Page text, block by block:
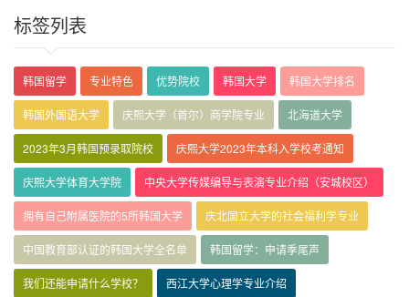
标签列表
韩国留学 专业特色 优势院校 韩国大学 韩国大学排名
韩国外国语大学 庆熙大学（首尔）商学院专业 北海道大学
2023年3月韩国预录取院校 庆熙大学2023年本科入学校考通知
庆熙大学体育大学院 中央大学传媒编导与表演专业介绍（安城校区）
拥有自己附属医院的5所韩国大学 庆北国立大学的社会福利学专业
中国教育部认证的韩国大学全名单 韩国留学：申请季尾声
我们还能申请什么学校？ 西江大学心理学专业介绍